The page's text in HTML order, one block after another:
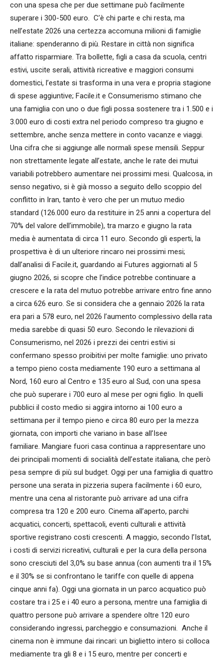
con una spesa che per due settimane può facilmente
superare i 300-500 euro. C’è chi parte e chi resta, ma
nell’estate 2026 una certezza accomuna milioni di famiglie
italiane: spenderanno di più. Restare in città non significa
affatto risparmiare. Tra bollette, figli a casa da scuola, centri
estivi, uscite serali, attività ricreative e maggiori consumi
domestici, l’estate si trasforma in una vera e propria stagione
di spese aggiuntive; Facile.it e Consumerismo stimano che
una famiglia con uno o due figli possa sostenere tra i 1.500 e i
3.000 euro di costi extra nel periodo compreso tra giugno e
settembre, anche senza mettere in conto vacanze e viaggi.
Una cifra che si aggiunge alle normali spese mensili. Seppur
non strettamente legate all’estate, anche le rate dei mutui
variabili potrebbero aumentare nei prossimi mesi. Qualcosa, in
senso negativo, si è già mosso a seguito dello scoppio del
conflitto in Iran, tanto è vero che per un mutuo medio
standard (126.000 euro da restituire in 25 anni a copertura del
70% del valore dell’immobile), tra marzo e giugno la rata
media è aumentata di circa 11 euro. Secondo gli esperti, la
prospettiva è di un ulteriore rincaro nei prossimi mesi;
dall’analisi di Facile.it, guardando ai Futures aggiornati al 5
giugno 2026, si scopre che l’indice potrebbe continuare a
crescere e la rata del mutuo potrebbe arrivare entro fine anno
a circa 626 euro. Se si considera che a gennaio 2026 la rata
era pari a 578 euro, nel 2026 l’aumento complessivo della rata
media sarebbe di quasi 50 euro. Secondo le rilevazioni di
Consumerismo, nel 2026 i prezzi dei centri estivi si
confermano spesso proibitivi per molte famiglie: uno privato
a tempo pieno costa mediamente 190 euro a settimana al
Nord, 160 euro al Centro e 135 euro al Sud, con una spesa
che può superare i 700 euro al mese per ogni figlio. In quelli
pubblici il costo medio si aggira intorno ai 100 euro a
settimana per il tempo pieno e circa 80 euro per la mezza
giornata, con importi che variano in base all’Isee
familiare. Mangiare fuori casa continua a rappresentare uno
dei principali momenti di socialità dell’estate italiana, che però
pesa sempre di più sul budget. Oggi per una famiglia di quattro
persone una serata in pizzeria supera facilmente i 60 euro,
mentre una cena al ristorante può arrivare ad una cifra
compresa tra 120 e 200 euro. Cinema all’aperto, parchi
acquatici, concerti, spettacoli, eventi culturali e attività
sportive registrano costi crescenti. A maggio, secondo l’Istat,
i costi di servizi ricreativi, culturali e per la cura della persona
sono cresciuti del 3,0% su base annua (con aumenti tra il 15%
e il 30% se si confrontano le tariffe con quelle di appena
cinque anni fa). Oggi una giornata in un parco acquatico può
costare tra i 25 e i 40 euro a persona, mentre una famiglia di
quattro persone può arrivare a spendere oltre 120 euro
considerando ingressi, parcheggio e consumazioni. Anche il
cinema non è immune dai rincari: un biglietto intero si colloca
mediamente tra gli 8 e i 15 euro, mentre per concerti e